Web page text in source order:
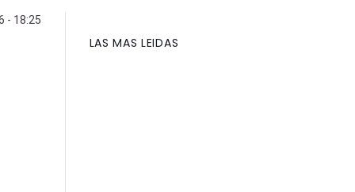
- 18:25
LAS MAS LEIDAS